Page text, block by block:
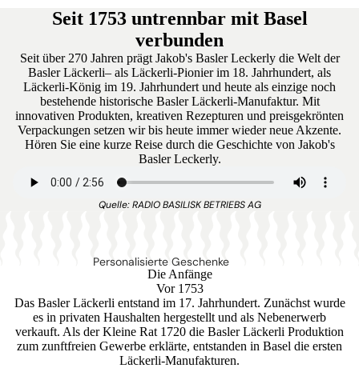
Personalisierte Geschenke
Seit 1753 untrennbar mit Basel
verbunden
Seit über 270 Jahren prägt Jakob's Basler Leckerly die Welt der
Basler Läckerli– als Läckerli-Pionier im 18. Jahrhundert, als
Läckerli-König im 19. Jahrhundert und heute als einzige noch
bestehende historische Basler Läckerli-Manufaktur. Mit
innovativen Produkten, kreativen Rezepturen und preisgekrönten
Verpackungen setzen wir bis heute immer wieder neue Akzente.
Hören Sie eine kurze Reise durch die Geschichte von Jakob's
Basler Leckerly.
Quelle: RADIO BASILISK BETRIEBS AG
Die Anfänge
Vor 1753
Das Basler Läckerli entstand im 17. Jahrhundert. Zunächst wurde
es in privaten Haushalten hergestellt und als Nebenerwerb
verkauft. Als der Kleine Rat 1720 die Basler Läckerli Produktion
zum zunftfreien Gewerbe erklärte, entstanden in Basel die ersten
Läckerli-Manufakturen.